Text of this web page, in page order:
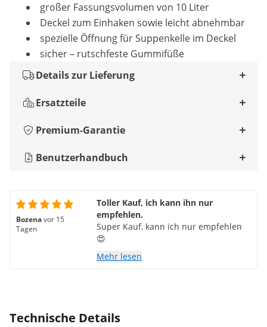
großer Fassungsvolumen von 10 Liter
Deckel zum Einhaken sowie leicht abnehmbar
spezielle Öffnung für Suppenkelle im Deckel
sicher – rutschfeste Gummifüße
Details zur Lieferung
Ersatzteile
Premium-Garantie
Benutzerhandbuch
Bozenavor 15
Tagen
Toller Kauf, ich kann ihn nur
empfehlen.
Super Kauf, kann ich nur empfehlen
😍
Mehr lesen
Technische Details